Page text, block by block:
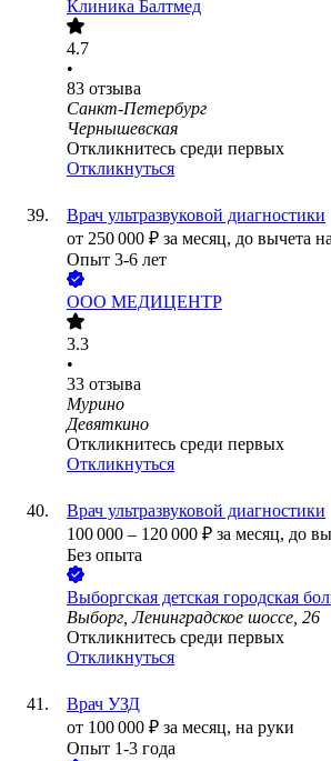
Клиника Балтмед
4.7
•
83 отзыва
Санкт-Петербург
Чернышевская
Откликнитесь среди первых
Откликнуться
Врач ультразвуковой диагностики
от 250 000 ₽ за месяц, до вычета
Опыт 3-6 лет
ООО МЕДИЦЕНТР
3.3
•
33 отзыва
Мурино
Девяткино
Откликнитесь среди первых
Откликнуться
Врач ультразвуковой диагностики
100 000 – 120 000 ₽ за месяц, до
Без опыта
Выборгская детская городская
Выборг, Ленинградское шоссе, 26
Откликнитесь среди первых
Откликнуться
Врач УЗД
от 100 000 ₽ за месяц, на руки
Опыт 1-3 года